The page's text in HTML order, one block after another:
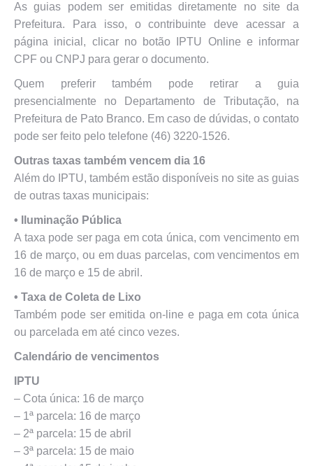
As guias podem ser emitidas diretamente no site da
Prefeitura. Para isso, o contribuinte deve acessar a
página inicial, clicar no botão IPTU Online e informar
CPF ou CNPJ para gerar o documento.
Quem preferir também pode retirar a guia
presencialmente no Departamento de Tributação, na
Prefeitura de Pato Branco. Em caso de dúvidas, o contato
pode ser feito pelo telefone (46) 3220-1526.
Outras taxas também vencem dia 16
Além do IPTU, também estão disponíveis no site as guias
de outras taxas municipais:
•⁠ ⁠Iluminação Pública
A taxa pode ser paga em cota única, com vencimento em
16 de março, ou em duas parcelas, com vencimentos em
16 de março e 15 de abril.
•⁠ ⁠Taxa de Coleta de Lixo
Também pode ser emitida on-line e paga em cota única
ou parcelada em até cinco vezes.
Calendário de vencimentos
IPTU
– Cota única: 16 de março
– 1ª parcela: 16 de março
– 2ª parcela: 15 de abril
– 3ª parcela: 15 de maio